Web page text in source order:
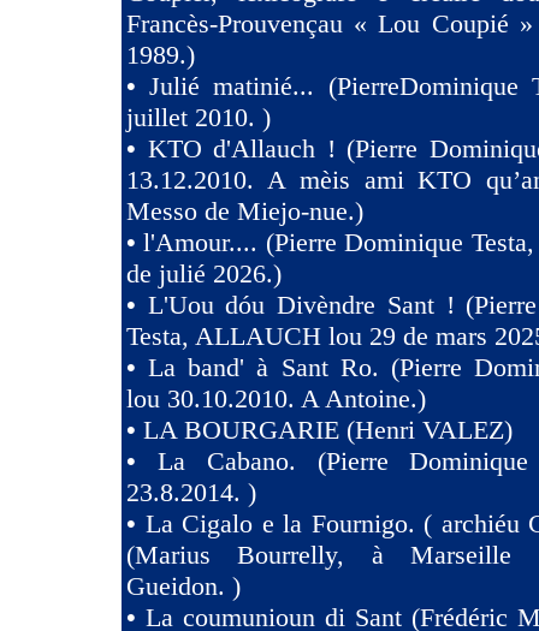
Francès-Prouvençau « Lou Coupié
1989.)
•Julié matinié... (PierreDominique
juillet 2010. )
• KTO d'Allauch ! (Pierre
13.12.2010. A mèis ami KTO
Messo de Miejo-nue.)
•l'Amour.... (Pierre Dominique
de julié 2026.)
• L'Uou dóu Divèndre Sant !
Testa, ALLAUCH lou 29 de mars
•La band' à Sant Ro. (Pierre
lou 30.10.2010. A Antoine.)
• LA BOURGARIE (Henri VALEZ)
• La Cabano. (Pierre
23.8.2014. )
• La Cigalo e la Fournigo. ( archiéu
(Marius Bourrelly, à Marseille
Gueidon. )
• La coumunioun di Sant (Frédéric